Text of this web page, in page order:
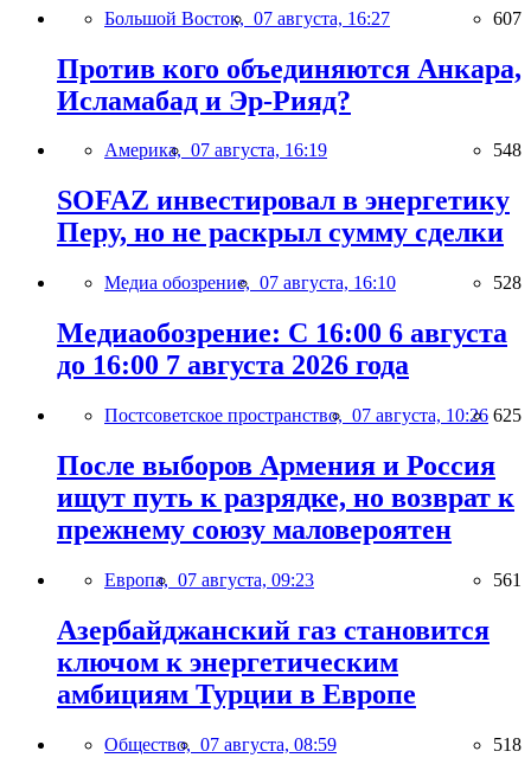
Большой Восток, 07 августа, 16:27 607
Против кого объединяются Анкара,
Исламабад и Эр-Рияд?
Америка, 07 августа, 16:19 548
SOFAZ инвестировал в энергетику
Перу, но не раскрыл сумму сделки
Медиа обозрение, 07 августа, 16:10 528
Медиаобозрение: С 16:00 6 августа
до 16:00 7 августа 2026 года
Постсоветское пространство, 07 августа, 10:26 625
После выборов Армения и Россия
ищут путь к разрядке, но возврат к
прежнему союзу маловероятен
Европа, 07 августа, 09:23 561
Азербайджанский газ становится
ключом к энергетическим
амбициям Турции в Европе
Общество, 07 августа, 08:59 518